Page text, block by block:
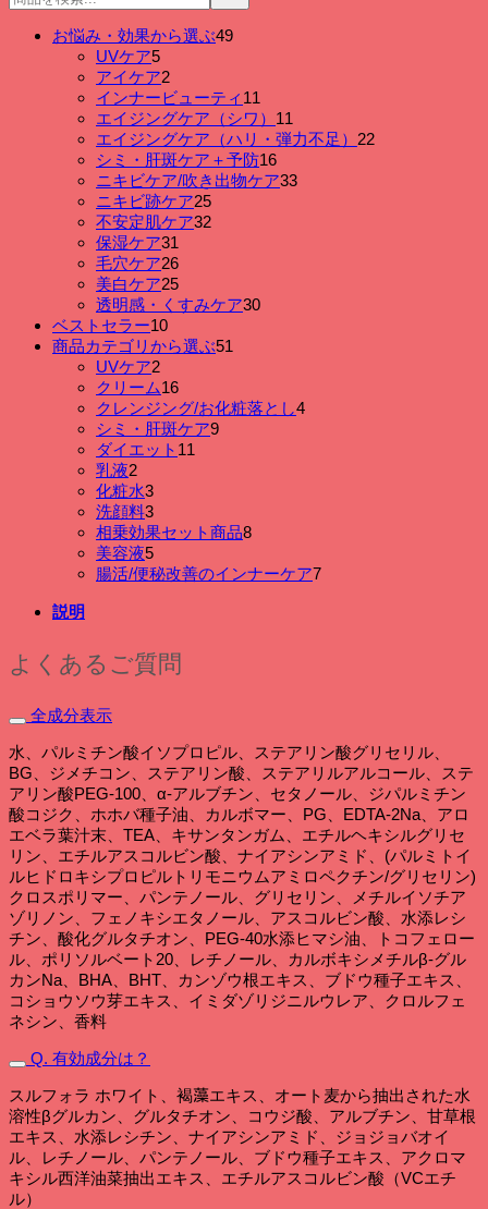
お悩み・効果から選ぶ4949
商
品
UVケア55
個
の
商
品
アイケア22
個
の
商
品
インナービューティ 11
個
の
商
品
エイジングケア（シワ） 11
個
商
エイジングケア（ハリ・弾力不足） 2222
シミ・肝斑ケア＋予防1616
個
ニキビケア/吹き出物ケア3333
ニキビ跡ケア2525
個
不安定肌ケア3232
品
保湿ケア31
個
の
商
毛穴ケア2626
個
の
品
美白ケア2525
個
商
透明感・くすみケア3030
ベストセラー1010
個
商
品
商品カテゴリから選ぶ51
商
UVケア22
個
の
商
品
クリーム1616
個
の
商
クレンジング/お化粧落とし44
シミ・肝斑ケア99
ダイエット 11
品
乳液22
個
の
商
品
化粧水33
個
の
商
品
洗顔料33
個
の
商
相乗効果セット商品88
の
美容液55
個
腸活/便秘改善のインナーケア77
説明
よくあるご質問
全成分表示
水、パルミチン酸イソプロピル、ステアリン酸グリセリル、
BG、ジメチコン、ステアリン酸、ステアリルアルコール、ステ
アリン酸PEG-100、α-アルブチン、セタノール、ジパルミチン
酸コジク、ホホバ種子油、カルボマー、PG、EDTA-2Na、アロ
エベラ葉汁末、TEA、キサンタンガム、エチルヘキシルグリセ
リン、エチルアスコルビン酸、ナイアシンアミド、(パルミトイ
ルヒドロキシプロピルトリモニウムアミロペクチン/グリセリン)
クロスポリマー、パンテノール、グリセリン、メチルイソチア
ゾリノン、フェノキシエタノール、アスコルビン酸、水添レシ
チン、酸化グルタチオン、PEG-40水添ヒマシ油、トコフェロー
ル、ポリソルベート20、レチノール、カルボキシメチルβ-グル
カンNa、BHA、BHT、カンゾウ根エキス、ブドウ種子エキス、
コショウソウ芽エキス、イミダゾリジニルウレア、クロルフェ
ネシン、香料
Q. 有効成分は？
スルフォラ ホワイト、褐藻エキス、オート麦から抽出された水
溶性βグルカン、グルタチオン、コウジ酸、アルブチン、甘草根
エキス、水添レシチン、ナイアシンアミド、ジョジョバオイ
ル、レチノール、パンテノール、ブドウ種子エキス、アクロマ
キシル西洋油菜抽出エキス、エチルアスコルビン酸（VCエチ
ル）